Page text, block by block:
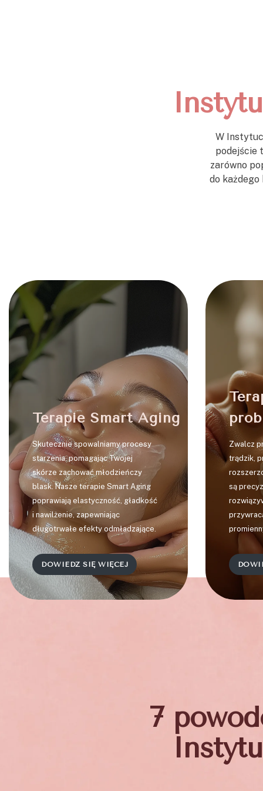
W
podejście
zarówno
do
1
Terapie Smart Aging
Skutecznie spowalniamy procesy
starzenia, pomagając Twojej
skórze zachować młodzieńczy
blask. Nasze terapie Smart Aging
poprawiają elastyczność, gładkość
i nawilżenie, zapewniając
długotrwałe efekty odmładzające.
DOWIEDZ SIĘ WIĘCEJ
Zwalcz
trądzik,
są
7